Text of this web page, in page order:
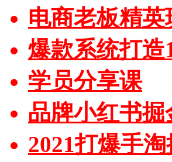
电商老板精英
爆款系统打造
学员分享课
品牌小红书掘
2021打爆手